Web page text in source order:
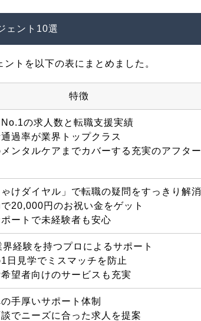
ェント10選
トを以下の表にまとめました。
特徴
の求人数と転職支援実績
過率が業界トップクラス
ンタルケアまでカバーする充実のアフター
ゃけダイヤル」で転職の疑問をすっきり解消
20,000円のお祝い金をゲット
ートで未経験者も安心
経験を持つプロによるサポート
日見学でミスマッチを防止
望者向けのサービスも充実
手厚いサポート体制
でニーズに合った求人を提案